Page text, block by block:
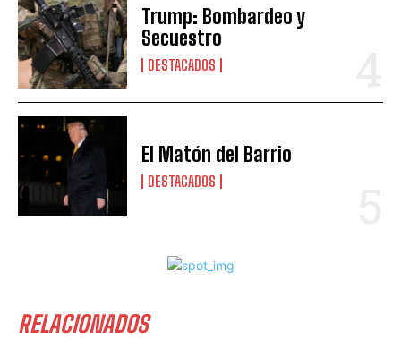
Trump: Bombardeo y
Secuestro
DESTACADOS
El Matón del Barrio
DESTACADOS
RELACIONADOS